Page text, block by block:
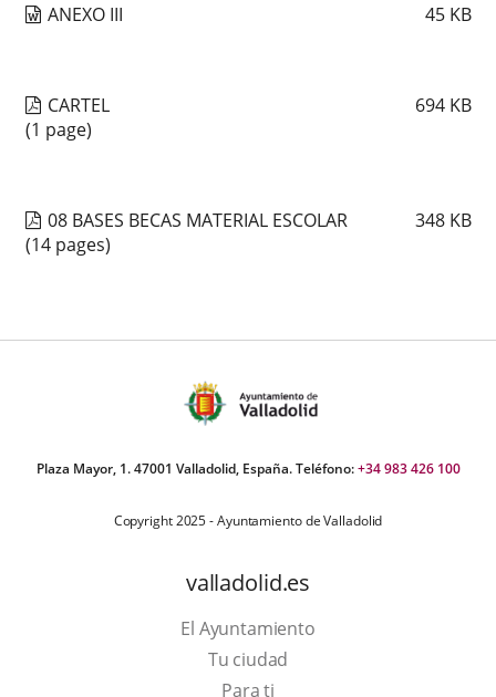
ANEXO III 45 KB
CARTEL 694 KB
(1 page)
08 BASES BECAS MATERIAL ESCOLAR 348 KB
(14 pages)
Plaza Mayor, 1. 47001 Valladolid, España. Teléfono:+34 983 426 100
Copyright 2025 - Ayuntamiento de Valladolid
valladolid.es
El Ayuntamiento
Tu ciudad
Para ti